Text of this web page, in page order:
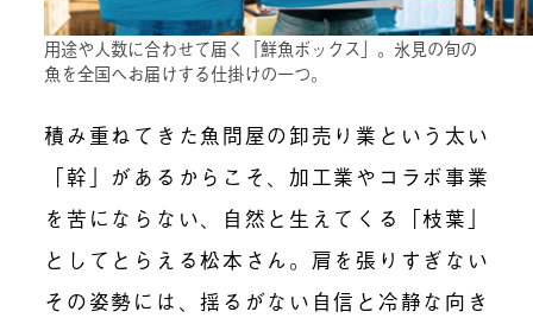
用途や人数に合わせて届く「鮮魚ボックス」。氷見の旬の
魚を全国へお届けする仕掛けの一つ。
積み重ねてきた魚問屋の卸売り業という太い
「幹」があるからこそ、加工業やコラボ事業
を苦にならない、自然と生えてくる「枝葉」
としてとらえる松本さん。肩を張りすぎない
その姿勢には、揺るがない自信と冷静な向き